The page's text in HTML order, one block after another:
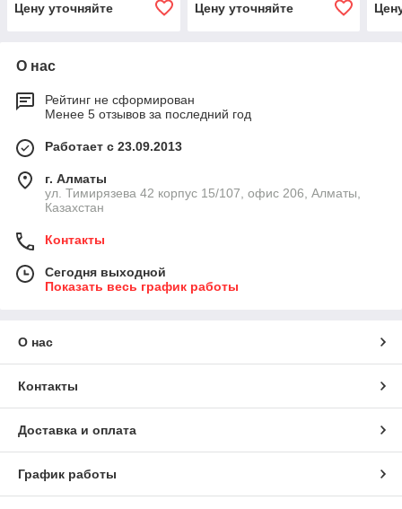
Цену уточняйте Цену уточняйте
О нас
Рейтинг не сформирован
Менее 5 отзывов за последний год
Работает с 23.09.2013
г. Алматы
ул. Тимирязева 42 корпус 15/107, офис 206, Алматы,
Казахстан
Контакты
Сегодня выходной
Показать весь график работы
О нас
Контакты
Доставка и оплата
График работы